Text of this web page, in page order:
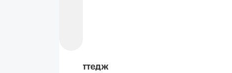
Коттедж